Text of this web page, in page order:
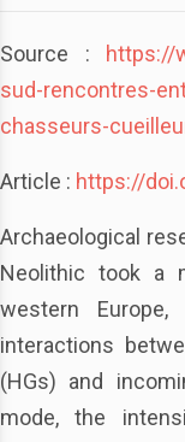
Source : https://
sud-rencontres-
chasseurs-
Article : https://
Archaeological
Neolithic took a
western
interactions
(HGs) and
mode, the